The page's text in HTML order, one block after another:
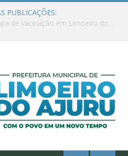
PUBLICAÇÕES:
Ações de combate à Covid-19 na região ribeirinha de Limoeiro do Ajuru continuam